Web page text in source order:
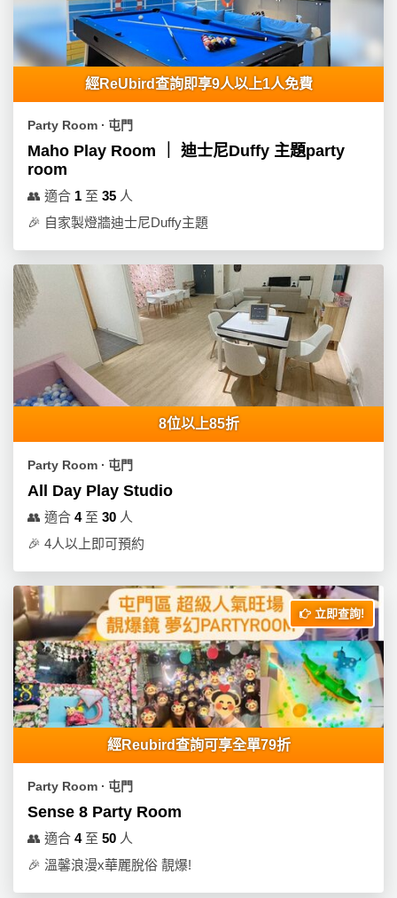
經ReUbird查詢即享9人以上1人免費
Party Room ∙ 屯門
Maho Play Room ｜ 迪士尼Duffy 主題party
room
👥 適合 1 至 35 人
🎉 自家製燈牆迪士尼Duffy主題
8位以上85折
Party Room ∙ 屯門
All Day Play Studio
👥 適合 4至 30 人
🎉 4人以上即可預約
立即查詢!
經Reubird查詢可享全單79折
Party Room ∙ 屯門
Sense 8 Party Room
👥 適合 4至 50 人
🎉 溫馨浪漫x華麗脫俗 靚爆!